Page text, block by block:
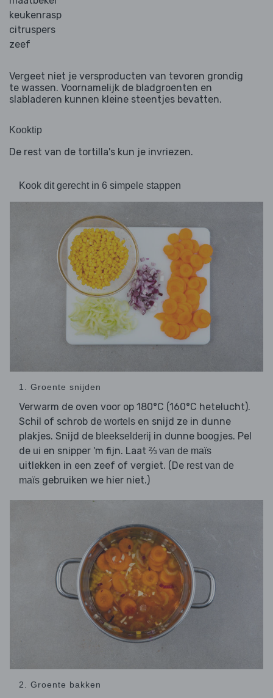
keukenrasp
citruspers
zeef
Vergeet niet je versproducten van tevoren grondig
te wassen. Voornamelijk de bladgroenten en
slabladeren kunnen kleine steentjes bevatten.
Kooktip
De rest van de tortilla's kun je invriezen.
Kook dit gerecht in 6 simpele stappen
1. Groente snijden
Verwarm de oven voor op 180°C (160°C hetelucht).
Schil of schrob de wortels en snijd ze in dunne
plakjes. Snijd de bleekselderij in dunne boogjes. Pel
de ui en snipper 'm fijn. Laat ⅔ van de maïs
uitlekken in een zeef of vergiet. (De rest van de
maïs gebruiken we hier niet.)
2. Groente bakken